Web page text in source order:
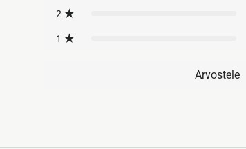
2
1
Arvostele